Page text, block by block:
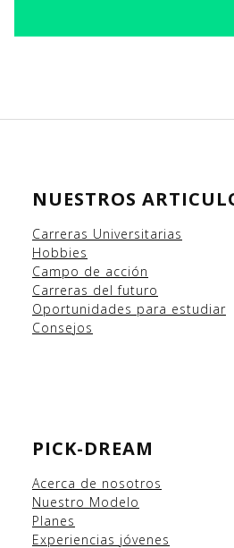
NUESTROS
Carreras Universitarias
Hobbies
Campo de acción
Carreras del futuro
Oportunidades para estudiar
Consejos
PICK-DREAM
Acerca de nosotros
Nuestro Modelo
Planes
Experiencias jóvenes